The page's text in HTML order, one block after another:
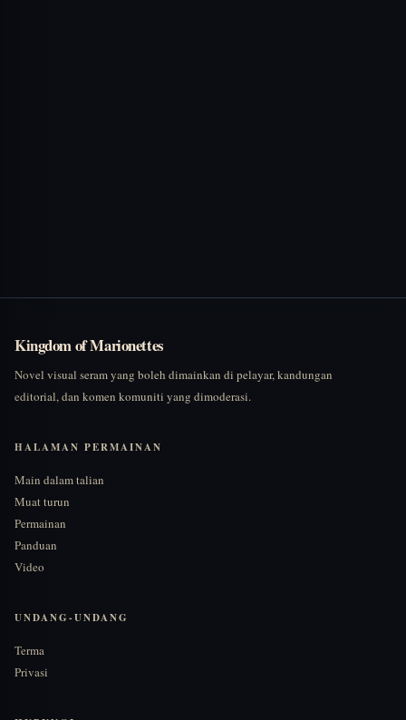
Kingdom of Marionettes
Novel visual seram yang boleh dimainkan di pelayar, kandungan
editorial, dan komen komuniti yang dimoderasi.
HALAMAN PERMAINAN
Main dalam talian
Muat turun
Permainan
Panduan
Video
UNDANG-UNDANG
Terma
Privasi